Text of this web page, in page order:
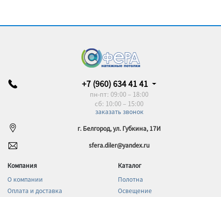
+7 (960) 634 41 41
пн-пт: 09:00 – 18:00
сб: 10:00 – 15:00
заказать звонок
г. Белгород, ул. Губкина, 17И
sfera.diler@yandex.ru
Компания
О компании
Оплата и доставка
Каталог
Полотна
Освещение